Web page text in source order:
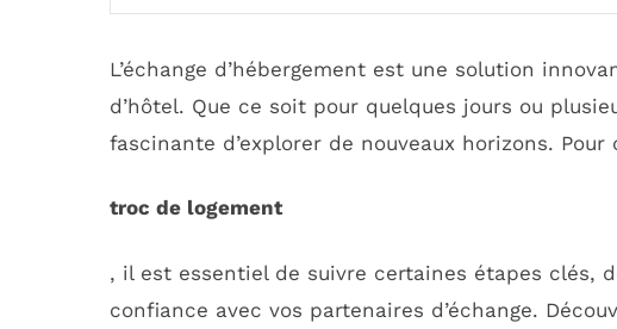
L’échange d’hébergement est une solution
d’hôtel. Que ce soit pour quelques jours ou
fascinante d’explorer de nouveaux horizons.
troc de logement
, il est essentiel de suivre certaines étapes clés,
confiance avec vos partenaires d’échange.